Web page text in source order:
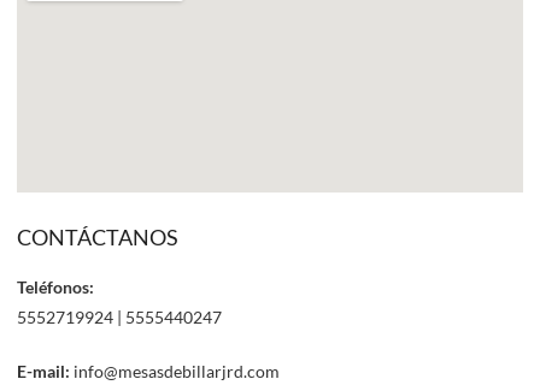
CONTÁCTANOS
Teléfonos:
5552719924 | 5555440247
E-mail: info@mesasdebillarjrd.com